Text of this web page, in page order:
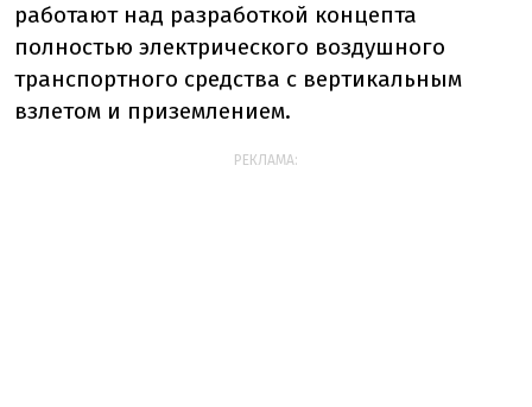
работают над разработкой концепта
полностью электрического воздушного
транспортного средства с вертикальным
взлетом и приземлением.
РЕКЛАМА: